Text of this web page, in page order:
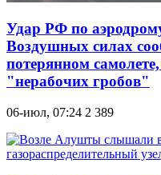
Удар РФ по
Воздушных силах
потерянном
"нерабочих гробов"
06-июл, 07:24 2 389